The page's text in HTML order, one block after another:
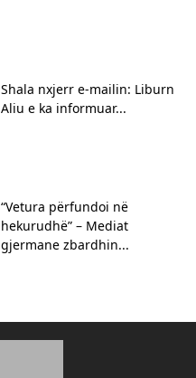
Shala nxjerr e-mailin: Liburn
Aliu e ka informuar...
“Vetura përfundoi në
hekurudhë” – Mediat
gjermane zbardhin...